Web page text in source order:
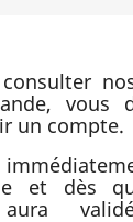
vous
un compte.
et dès
aura